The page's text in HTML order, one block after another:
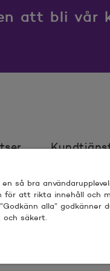
att bli vår
för webbplats
så bra
att rikta innehåll och
alla” godkänner
säkert.